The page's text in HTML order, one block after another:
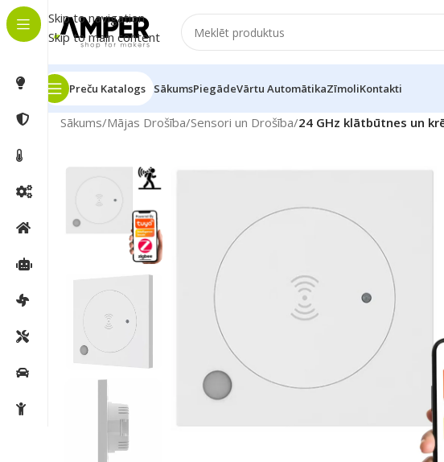
Skip to navigation
Skip to main content
Preču Katalogs SākumsPiegādeVārtu AutomātikaZīmoliKontakti
Sākums/Mājas Drošība/Sensori un Drošība/24 GHz klātbūtnes un